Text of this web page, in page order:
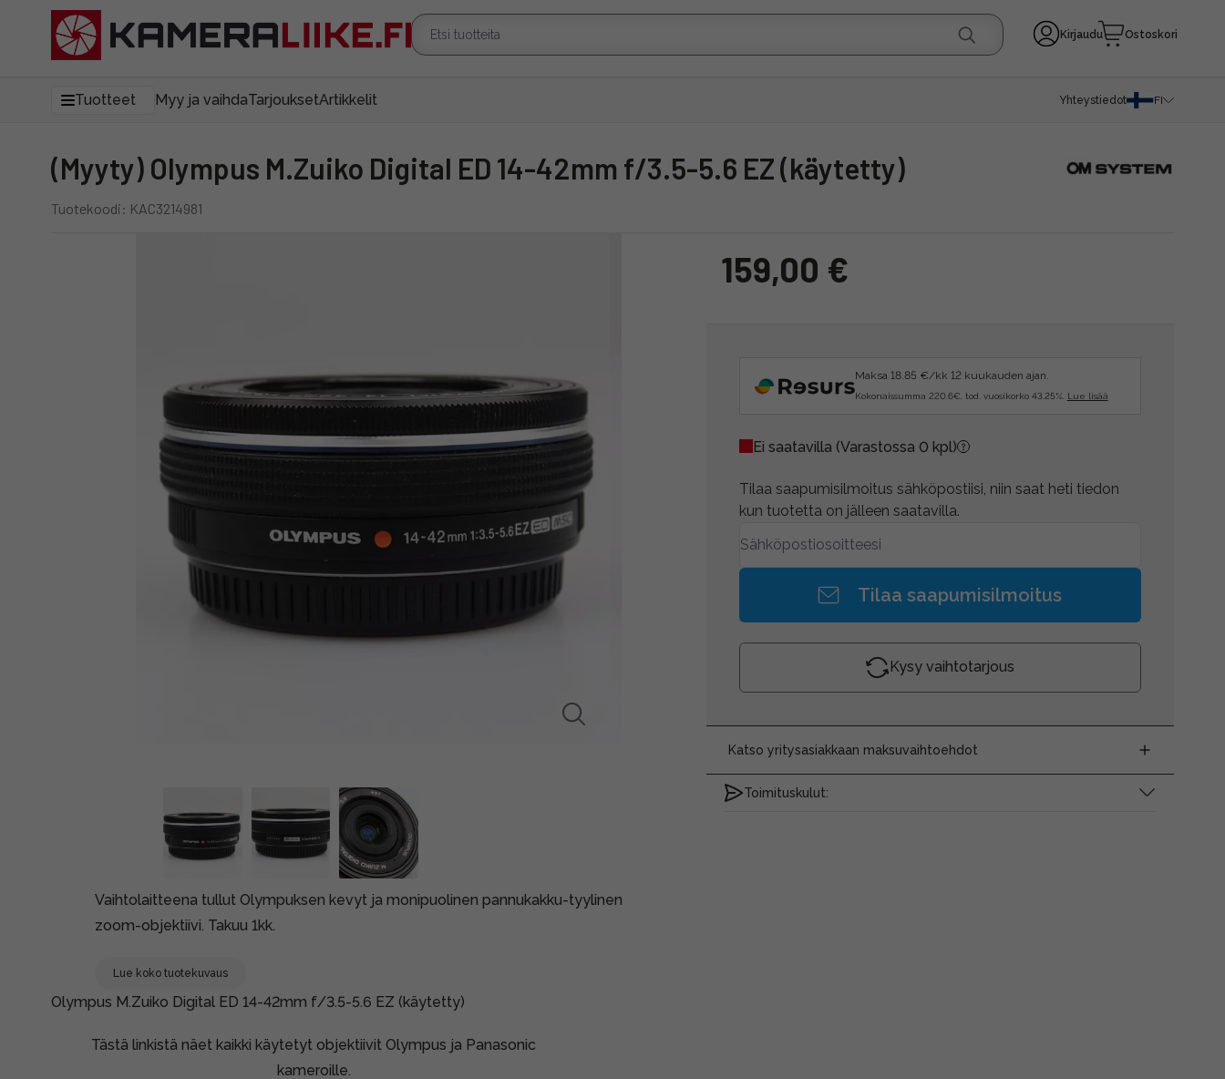
Kirjaudu Ostoskori
Tuotteet Myy ja vaihdaTarjouksetArtikkelit Yhteystiedot FI
(Myyty) Olympus M.Zuiko Digital ED 14-42mm f/3.5-5.6 EZ (käytetty)
Tuotekoodi: KAC3214981
Vaihtolaitteena tullut Olympuksen kevyt ja monipuolinen pannukakku-tyylinen
zoom-objektiivi. Takuu 1kk.
Lue koko tuotekuvaus
159,00 €
Maksa 18.85 €/kk 12 kuukauden ajan.
Kokonaissumma 220.6€, tod. vuosikorko 43.25%. Lue lisää
Ei saatavilla (Varastossa 0 kpl)
Tilaa saapumisilmoitus sähköpostiisi, niin saat heti tiedon
kun tuotetta on jälleen saatavilla.
Tilaa saapumisilmoitus
Kysy vaihtotarjous
Katso yritysasiakkaan maksuvaihtoehdot
Toimituskulut:
Olympus M.Zuiko Digital ED 14-42mm f/3.5-5.6 EZ (käytetty)
Tästä linkistä näet kaikki käytetyt objektiivit Olympus ja Panasonic
kameroille.